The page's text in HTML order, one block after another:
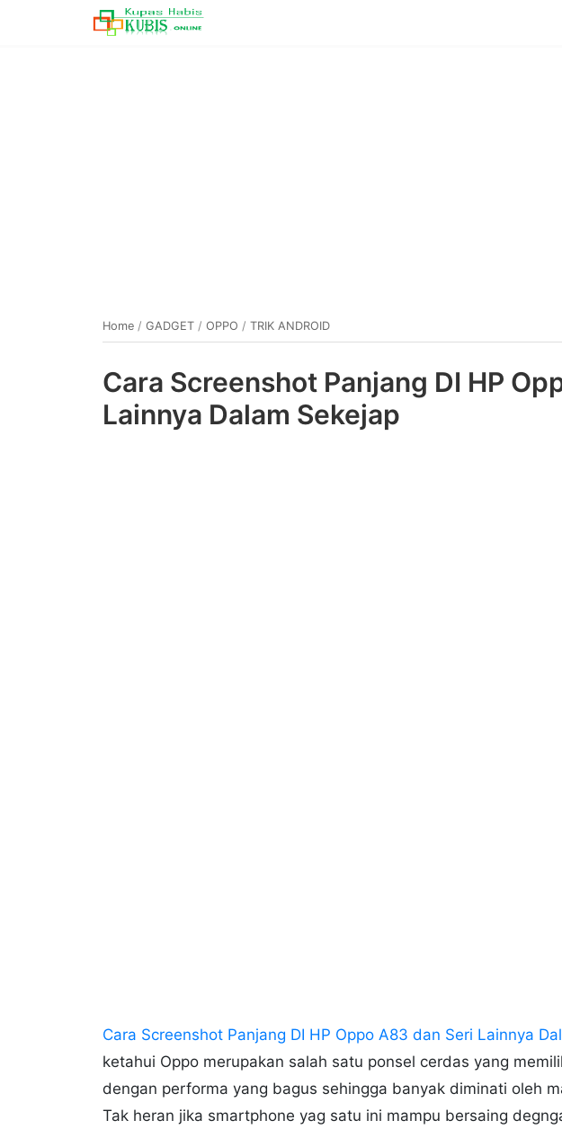
Home / GADGET / OPPO / TRIK ANDROID
Cara Screenshot Panjang DI HP
Lainnya Dalam Sekejap
Cara Screenshot Panjang DI HP Oppo A83 dan Seri Lainnya
ketahui Oppo merupakan salah satu ponsel cerdas yang
dengan performa yang bagus sehingga banyak diminati oleh
Tak heran jika smartphone yag satu ini mampu bersaing